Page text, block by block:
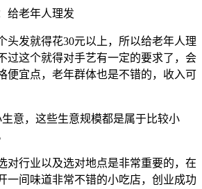
给老年人理发
头发就得花30元以上，所以给老年人理
过这个就得对手艺有一定的要求了，会
便宜点，老年群体也是不错的，收入可
意，这些生意规模都是属于比较小
对行业以及选对地点是非常重要的，在
一间味道非常不错的小吃店，创业成功